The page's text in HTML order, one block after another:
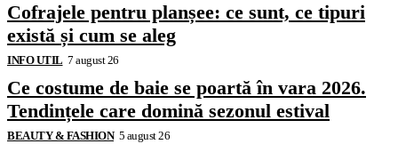
Cofrajele pentru planșee: ce sunt, ce tipuri
există și cum se aleg
INFO UTIL 7 august 26
Ce costume de baie se poartă în vara 2026.
Tendințele care domină sezonul estival
BEAUTY & FASHION 5 august 26